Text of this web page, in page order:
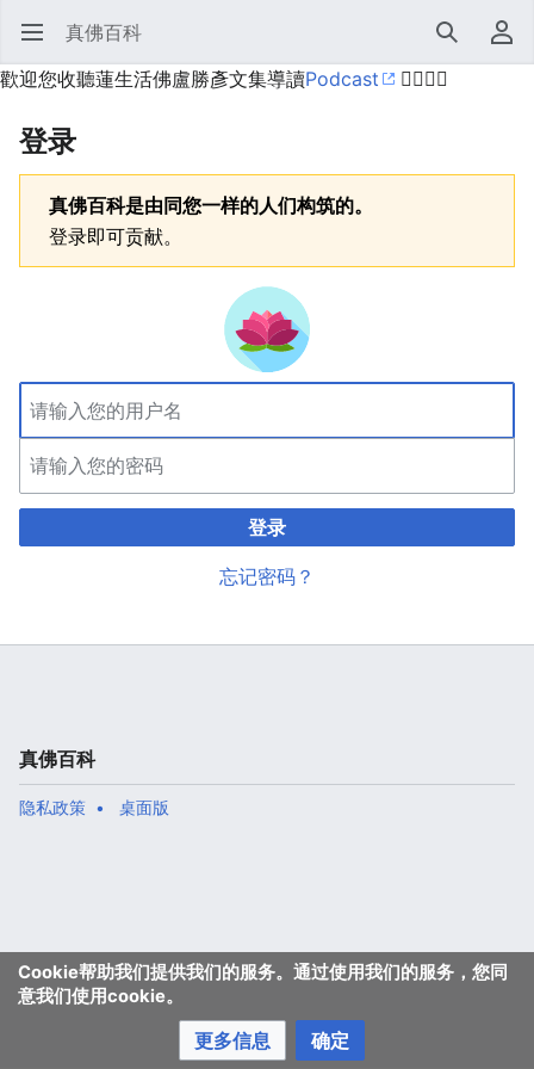
打开主菜单 真佛百科 搜索
用户菜单
歡迎您收聽蓮生活佛盧勝彥文集導讀Podcast 🙋‍♂️🙋‍♀️
登录
真佛百科是由同您一样的人们构筑的。
登录即可贡献。
登录
忘记密码？
Cookie帮助我们提供我们的服务。通过使用我们的服务，您同
意我们使用cookie。
更多信息 确定
真佛百科
隐私政策 桌面版